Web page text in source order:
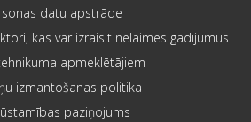
datu apstrāde
kas var izraisīt nelaimes gadījumus
apmeklētājiem
izmantošanas politika
paziņojums